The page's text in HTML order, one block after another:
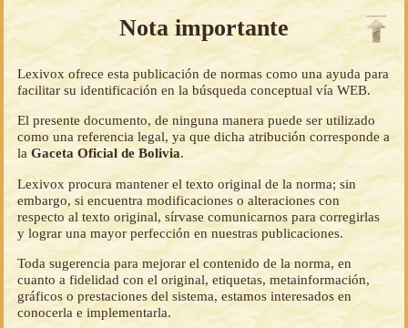
Nota importante
Lexivox ofrece esta publicación de normas como una ayuda para
facilitar su identificación en la búsqueda conceptual vía WEB.
El presente documento, de ninguna manera puede ser utilizado
como una referencia legal, ya que dicha atribución corresponde a
laGaceta Oficial de Bolivia.
Lexivox procura mantener el texto original de la norma; sin
embargo, si encuentra modificaciones o alteraciones con
respecto al texto original, sírvase comunicarnos para corregirlas
y lograr una mayor perfección en nuestras publicaciones.
Toda sugerencia para mejorar el contenido de la norma, en
cuanto a fidelidad con el original, etiquetas, metainformación,
gráficos o prestaciones del sistema, estamos interesados en
conocerla e implementarla.